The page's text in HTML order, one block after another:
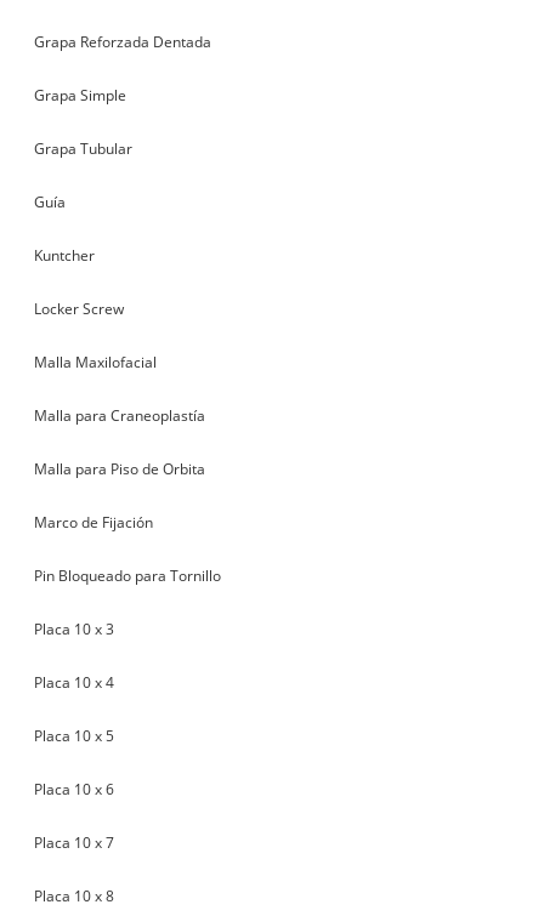
Grapa Reforzada Dentada
Grapa Simple
Grapa Tubular
Guía
Kuntcher
Locker Screw
Malla Maxilofacial
Malla para Craneoplastía
Malla para Piso de Orbita
Marco de Fijación
Pin Bloqueado para Tornillo
Placa 10 x 3
Placa 10 x 4
Placa 10 x 5
Placa 10 x 6
Placa 10 x 7
Placa 10 x 8